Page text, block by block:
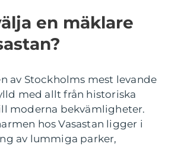
en mäklare
av Stockholms mest levande
med allt från historiska
moderna bekvämligheter.
hos Vasastan ligger i
av lummiga parker,